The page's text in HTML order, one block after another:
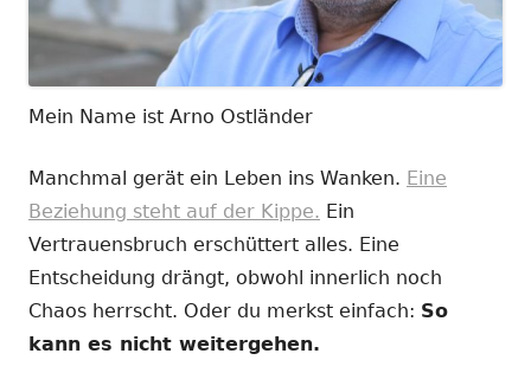
Mein Name ist Arno Ostländer
Manchmal gerät ein Leben ins Wanken. Eine
Beziehung steht auf der Kippe. Ein
Vertrauensbruch erschüttert alles. Eine
Entscheidung drängt, obwohl innerlich noch
Chaos herrscht. Oder du merkst einfach: So
kann es nicht weitergehen.